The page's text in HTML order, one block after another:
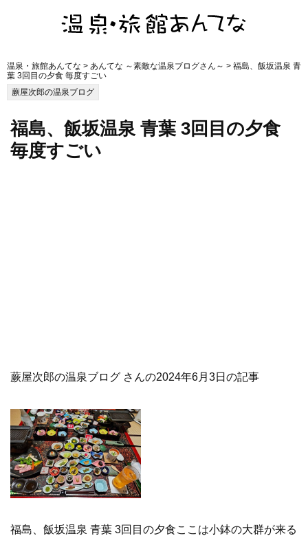
温泉・旅館あんてな > あんてな ～素敵な温泉ブログさん～ > 福島、飯坂温泉 青
葉 3回目の夕食 毎度すごい
蕨屋次郎の温泉ブログ
福島、飯坂温泉 青葉 3回目の夕食
毎度すごい
蕨屋次郎の温泉ブログ さんの2024年6月3日の記事
福島、飯坂温泉 青葉 3回目の夕食ここは小鉢の大群が来る